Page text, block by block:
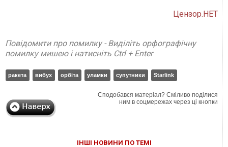
Цензор.НЕТ
Повідомити про помилку - Виділіть орфографічну
помилку мишею і натисніть Ctrl + Enter
ракета вибух орбіта уламки супутники Starlink
Сподобався матеріал? Сміливо поділися
ним в соцмережах через ці кнопки
ІНШІ НОВИНИ ПО ТЕМІ